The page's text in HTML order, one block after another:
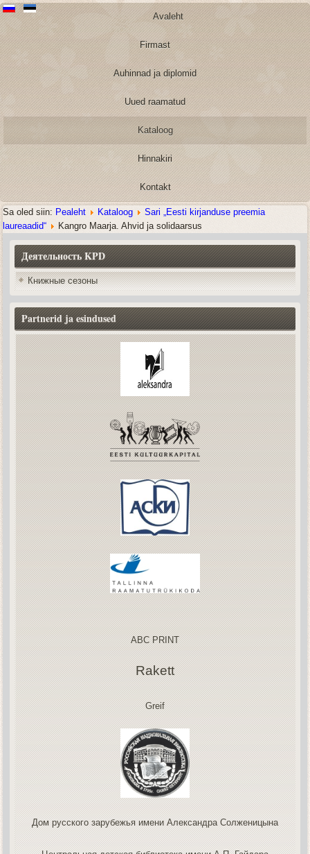
Avaleht
Firmast
Auhinnad ja diplomid
Uued raamatud
Kataloog
Hinnakiri
Kontakt
Sa oled siin: Pealeht Kataloog
Sari „Eesti kirjanduse preemia
laureaadid“
Kangro Maarja. Ahvid ja solidaarsus
Деятельность KPD
Книжные сезоны
Partnerid ja esindused
ABC PRINT
Rakett
Greif
Дом русского зарубежья имени Александра Солженицына